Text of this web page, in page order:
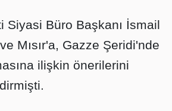
Siyasi Büro Başkanı İsmail
Mısır'a, Gazze Şeridi'nde
ilişkin önerilerini